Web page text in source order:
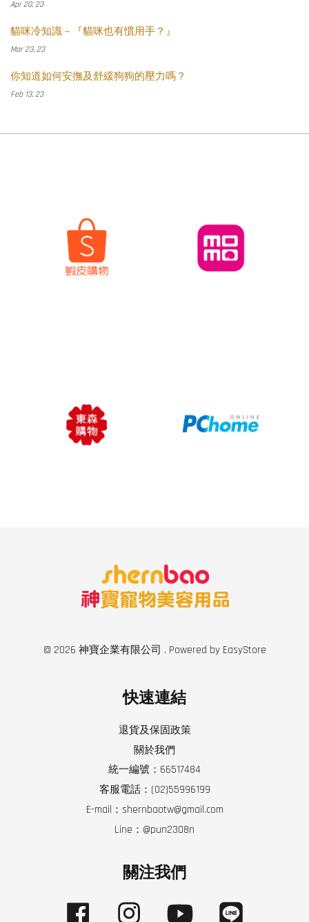
Apr 20, 23
貓咪冷知識－『貓咪也有慣用手？』
Mar 23, 23
你知道如何安撫及舒緩狗狗的壓力嗎？
Feb 13, 23
© 2026 神寶企業有限公司 . Powered by EasyStore
快速連結
退貨及保固政策
關於我們
統一編號：66517484
客服電話：(02)55996199
E-mail：shernbaotw@gmail.com
Line：@pun2308n
關注我們
Facebook Instagram YouTube